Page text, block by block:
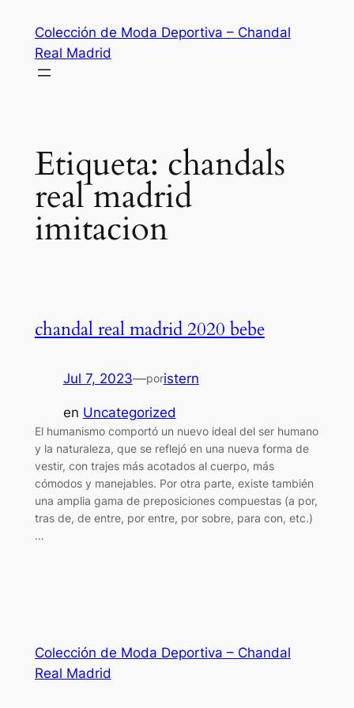
contenido
Colección de Moda Deportiva – Chandal
Real Madrid
Etiqueta: chandals
real madrid
imitacion
chandal real madrid 2020 bebe
Jul 7, 2023—poristern
en Uncategorized
El humanismo comportó un nuevo ideal del ser humano
y la naturaleza, que se reflejó en una nueva forma de
vestir, con trajes más acotados al cuerpo, más
cómodos y manejables. Por otra parte, existe también
una amplia gama de preposiciones compuestas (a por,
tras de, de entre, por entre, por sobre, para con, etc.)
…
Colección de Moda Deportiva – Chandal
Real Madrid